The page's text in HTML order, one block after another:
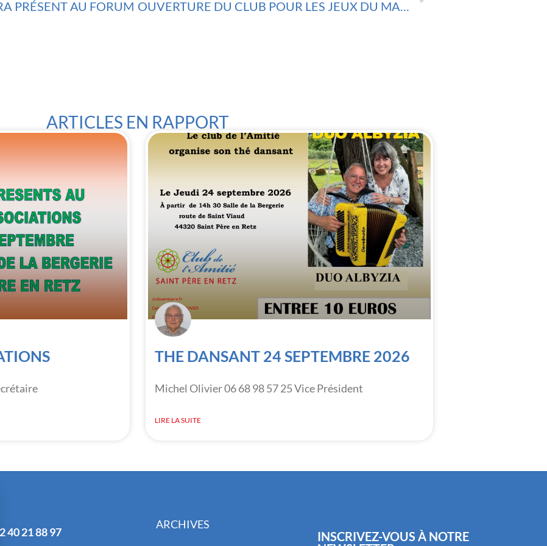
PRÉSENT AU FORUM OUVERTURE DU CLUB POUR LES JEUX DU MARDIS
ARTICLES EN RAPPORT
THE DANSANT 24 SEPTEMBRE 2026
Michel Olivier 06 68 98 57 25 Vice Président
LIRE LA SUITE
40 21 88 97
ARCHIVES
INSCRIVEZ-VOUS À NOTRE